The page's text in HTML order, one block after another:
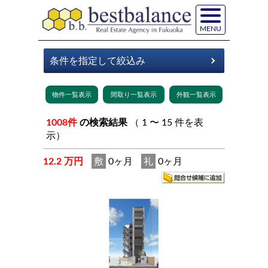
MENU
1008件 の検索結果
示）
12.2 万円 敷 0ヶ月 礼 0ヶ月